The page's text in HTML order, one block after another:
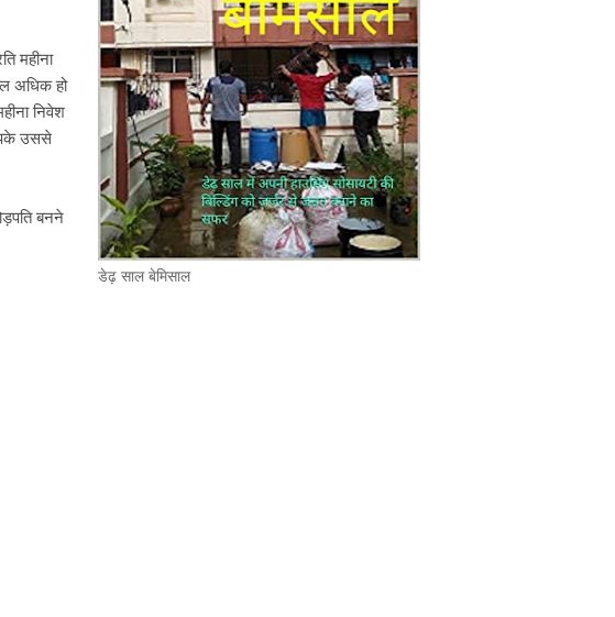
महीना
अधिक हो
निवेश
उससे
बनने
डेढ़ साल बेमिसाल